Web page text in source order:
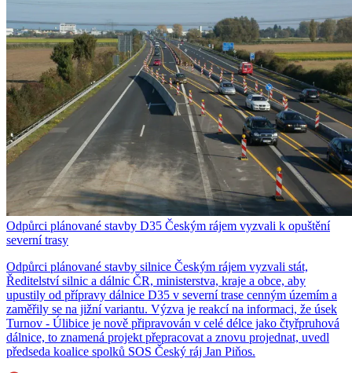
Odpůrci plánované stavby D35 Českým rájem vyzvali k opuštění
severní trasy
Odpůrci plánované stavby silnice Českým rájem vyzvali stát,
Ředitelství silnic a dálnic ČR, ministerstva, kraje a obce, aby
upustily od přípravy dálnice D35 v severní trase cenným územím a
zaměřily se na jižní variantu. Výzva je reakcí na informaci, že úsek
Turnov - Úlibice je nově připravován v celé délce jako čtyřpruhová
dálnice, to znamená projekt přepracovat a znovu projednat, uvedl
předseda koalice spolků SOS Český ráj Jan Piňos.